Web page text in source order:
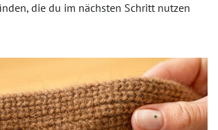
die du im nächsten Schritt nutzen